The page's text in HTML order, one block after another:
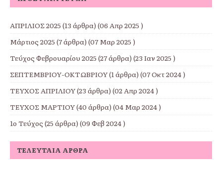
ΑΠΡΙΛΙΟΣ 2025 (13 άρθρα) (06 Απρ 2025 )
Μάρτιος 2025 (7 άρθρα) (07 Μαρ 2025 )
Τεύχος Φεβρουαρίου 2025 (27 άρθρα) (23 Ιαν 2025 )
ΣΕΠΤΕΜΒΡΙΟΥ-ΟΚΤΩΒΡΙΟΥ(1 άρθρα) (07 Οκτ 2024 )
ΤΕΥΧΟΣ ΑΠΡΙΛΙΟΥ(23 άρθρα) (02 Απρ 2024 )
ΤΕΥΧΟΣ ΜΑΡΤΙΟΥ(40 άρθρα) (04 Μαρ 2024 )
1ο Τεύχος (25 άρθρα) (09 Φεβ 2024 )
ΤΕΛΕΥΤΑΊΑ ΆΡΘΡΑ